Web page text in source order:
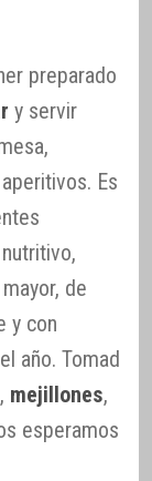
preparado
y servir
Es
de
y con
año. Tomad
, mejillones,
esperamos